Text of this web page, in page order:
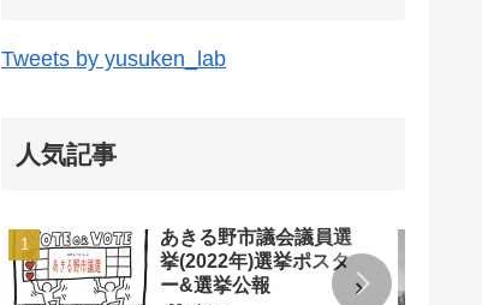
Tweets by yusuken_lab
人気記事
あきる野市議会議員選
挙(2022年)選挙ポスタ
ー&選挙公報